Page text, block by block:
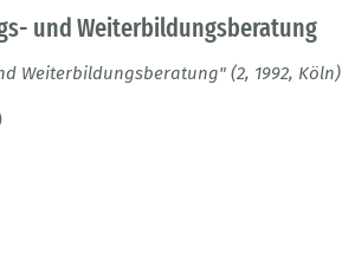
und Weiterbildungsberatung
Weiterbildungsberatung" (2, 1992, Köln)